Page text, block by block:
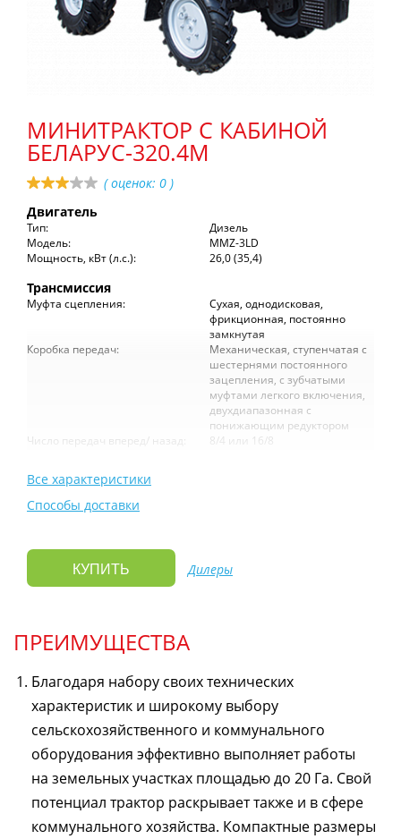
МИНИТРАКТОР С КАБИНОЙ
БЕЛАРУС-320.4М
( оценок: 0 )
Двигатель
Тип:
Дизель
Модель:
MMZ-3LD
Мощность, кВт (л.с.):
26,0 (35,4)
Трансмиссия
Муфта сцепления:
Сухая, однодисковая,
фрикционная, постоянно
замкнутая
Коробка передач:
Механическая, ступенчатая с
шестернями постоянного
зацепления, с зубчатыми
муфтами легкого включения,
двухдиапазонная с
понижающим редуктором
Число передач вперед/ назад:
8/4 или 16/8
Все характеристики
Способы доставки
КУПИТЬ Дилеры
ПРЕИМУЩЕСТВА
Благодаря набору своих технических
характеристик и широкому выбору
сельскохозяйственного и коммунального
оборудования эффективно выполняет работы
на земельных участках площадью до 20 Га. Свой
потенциал трактор раскрывает также и в сфере
коммунального хозяйства. Компактные размеры